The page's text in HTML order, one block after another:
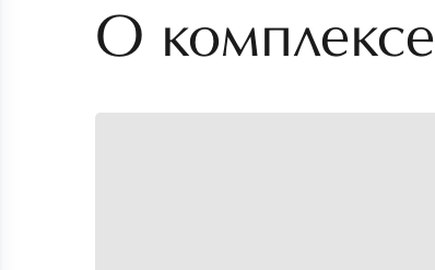
О комплексе